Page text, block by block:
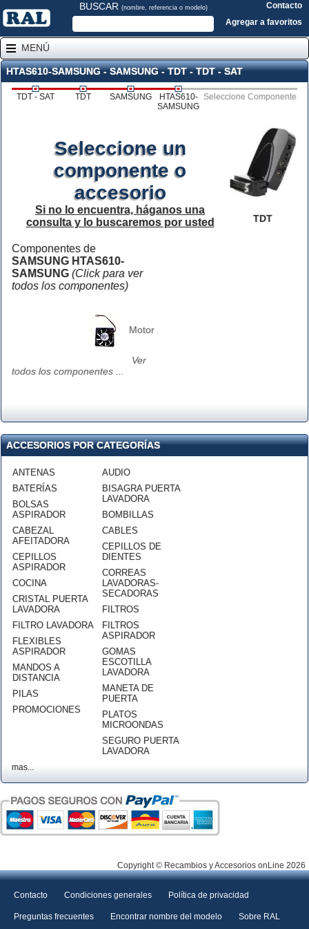
BUSCAR (nombre, referencia o modelo)
Contacto
Agregar a favoritos
MENÚ
HTAS610-SAMSUNG - SAMSUNG - TDT - TDT - SAT
TDT - SAT TDT SAMSUNG
HTAS610-
SAMSUNG
Seleccione Componente
TDT
Seleccione un
componente o
accesorio
Si no lo encuentra, háganos una
consulta y lo buscaremos por usted
Componentes de
SAMSUNG HTAS610-
SAMSUNG (Click para ver
todos los componentes)
Motor
Ver
todos los componentes ...
ACCESORIOS POR CATEGORÍAS
ANTENAS
BATERÍAS
BOLSAS
ASPIRADOR
CABEZAL
AFEITADORA
CEPILLOS
ASPIRADOR
COCINA
CRISTAL PUERTA
LAVADORA
FILTRO LAVADORA
FLEXIBLES
ASPIRADOR
MANDOS A
DISTANCIA
PILAS
PROMOCIONES
AUDIO
BISAGRA PUERTA
LAVADORA
BOMBILLAS
CABLES
CEPILLOS DE
DIENTES
CORREAS
LAVADORAS-
SECADORAS
FILTROS
FILTROS
ASPIRADOR
GOMAS
ESCOTILLA
LAVADORA
MANETA DE
PUERTA
PLATOS
MICROONDAS
SEGURO PUERTA
LAVADORA
mas...
Copyright © Recambios y Accesorios onLine 2026
Contacto Condiciones generales Política de privacidad
Preguntas frecuentes Encontrar nombre del modelo Sobre RAL